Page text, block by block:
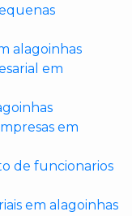
alagoinhas
em
em
de funcionarios
em alagoinhas